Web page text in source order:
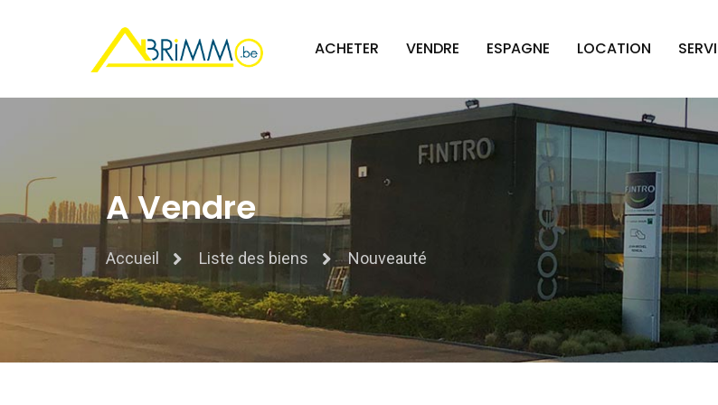
ACHETER VENDRE ESPAGNE LOCATION
A Vendre
Accueil Liste des biens Nouveauté